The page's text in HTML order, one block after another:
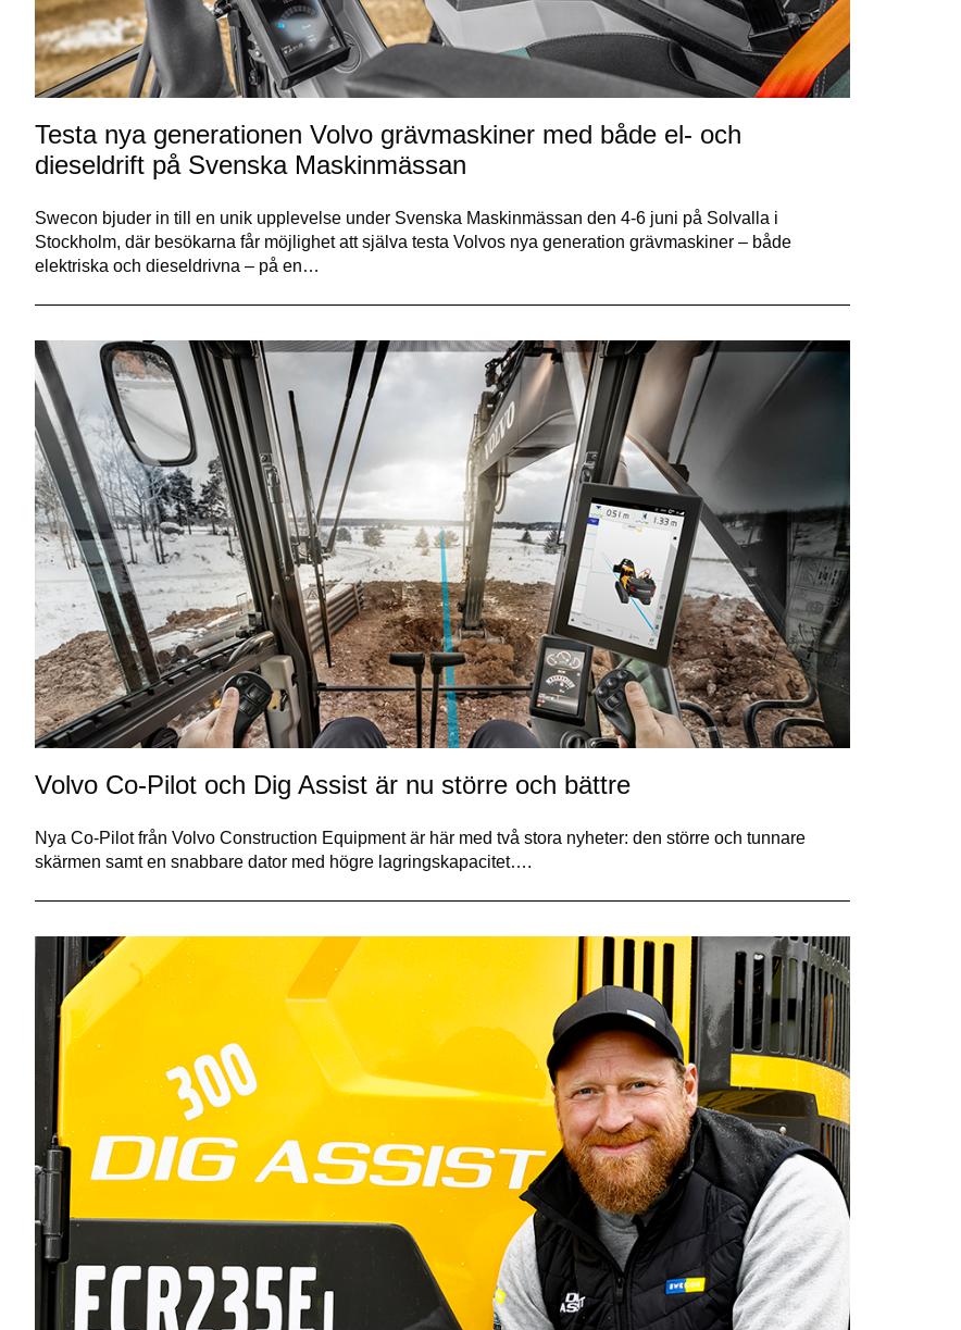
Testa nya generationen Volvo grävmaskiner med både el- och
dieseldrift på Svenska Maskinmässan
Swecon bjuder in till en unik upplevelse under Svenska Maskinmässan den 4-6 juni på Solvalla i
Stockholm, där besökarna får möjlighet att själva testa Volvos nya generation grävmaskiner – både
elektriska och dieseldrivna – på en…
Volvo Co-Pilot och Dig Assist är nu större och bättre
Nya Co-Pilot från Volvo Construction Equipment är här med två stora nyheter: den större och tunnare
skärmen samt en snabbare dator med högre lagringskapacitet….